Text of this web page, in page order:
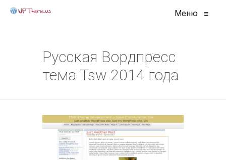
Меню ≡
Русская Вордпресс
тема Tsw 2014 года